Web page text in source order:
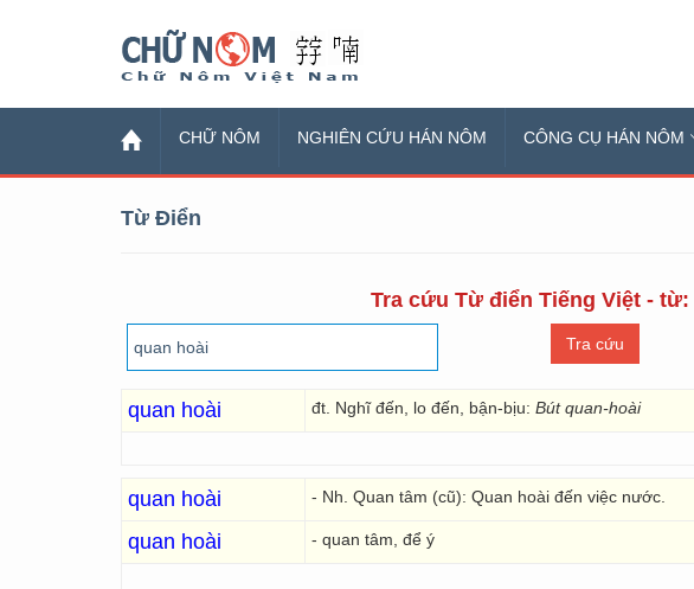
CHỮ NÔM NGHIÊN CỨU HÁN NÔM CÔNG CỤ HÁN NÔM
Từ Điển
Tra cứu Từ điển Tiếng Việt - từ:
quan hoài đt. Nghĩ đến, lo đến, bận-bịu: Bút quan-hoài
quan hoài - Nh. Quan tâm (cũ): Quan hoài đến việc nước.
quan hoài - quan tâm, để ý